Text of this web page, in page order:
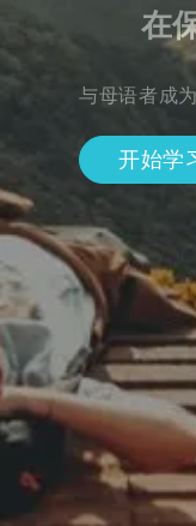
在
与母语者成
开始学